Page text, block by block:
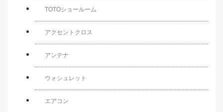
TOTOショールーム
アクセントクロス
アンテナ
ウォシュレット
エアコン